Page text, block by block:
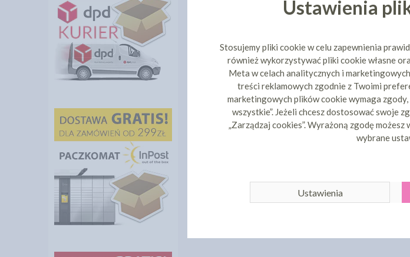
Ustawienia
Stosujemy pliki cookie w celu zapewnienia
również wykorzystywać pliki cookie własne
Meta w celach analitycznych i
treści reklamowych zgodnie z Twoimi
marketingowych plików cookie wymaga
wszystkie”. Jeżeli chcesz dostosować swoje
„Zarządzaj cookies”. Wyrażoną zgodę
wybrane
Ustawienia